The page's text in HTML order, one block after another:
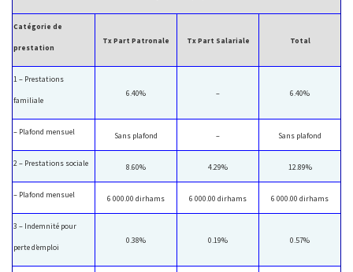
Catégorie de
prestation
Tx Part Patronale Tx Part Salariale Total
1 – Prestations
familiale
6.40% – 6.40%
– Plafond mensuel Sans plafond – Sans plafond
2 – Prestations sociale 8.60% 4.29% 12.89%
– Plafond mensuel 6 000.00 dirhams 6 000.00 dirhams 6 000.00 dirhams
3 – Indemnité pour
perte d’emploi
0.38% 0.19% 0.57%